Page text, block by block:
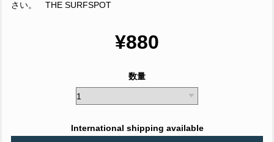
さい。 THE SURFSPOT
¥880
数量
International shipping available